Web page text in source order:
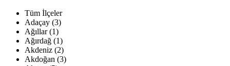
Tüm İlçeler
Adaçay (3)
Ağıllar (1)
Ağırdağ (1)
Akdeniz (2)
Akdoğan (3)